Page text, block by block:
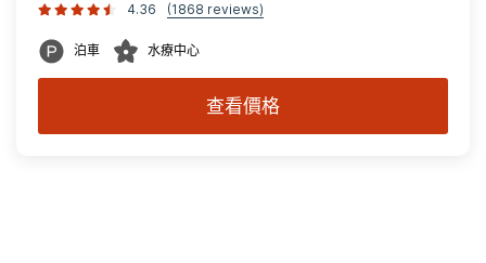
4.36
(1868 reviews)
泊車 水療中心
查看價格